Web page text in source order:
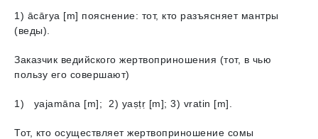
1) ācārya [m] пояснение: тот, кто разъясняет мантры
(веды).
Заказчик ведийского жертвоприношения (тот, в чью
пользу его совершают)
1) yajamāna [m]; 2) yaṣṭṛ [m]; 3) vratin [m].
Тот, кто осуществляет жертвоприношение сомы